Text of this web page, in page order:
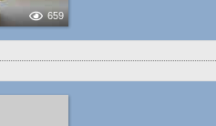
659